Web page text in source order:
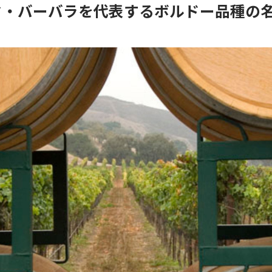
バーバラを代表するボルドー品種の